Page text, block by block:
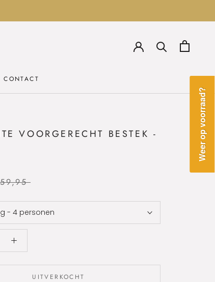
CONTACT
VOORGERECHT BESTEK -
- 4 personen
UITVERKOCHT
Weer op voorraad?